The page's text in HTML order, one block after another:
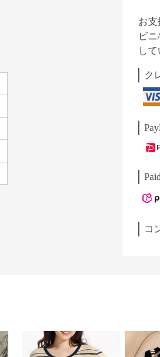
お支
ビ
して
ク
コ